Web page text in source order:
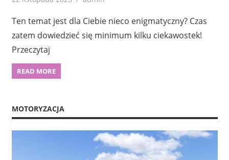
Ten temat jest dla Ciebie nieco enigmatyczny? Czas
zatem dowiedzieć się minimum kilku ciekawostek!
Przeczytaj
READ MORE
MOTORYZACJA